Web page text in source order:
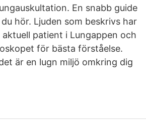
En snabb guide
hör. Ljuden som beskrivs har
patient i Lungappen och
för bästa förståelse.
är en lugn miljö omkring dig